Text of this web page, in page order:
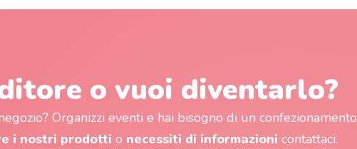
o vuoi diventarlo?
Organizzi eventi e hai bisogno di un confezionamento
i nostri prodotti o necessiti di informazioni contattaci.